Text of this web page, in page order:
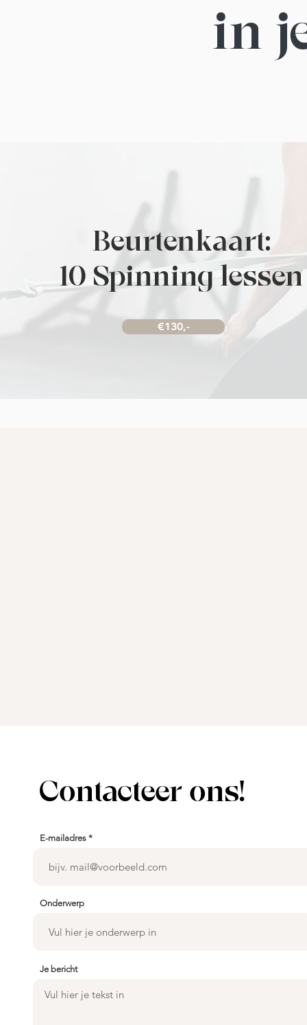
in
Beurtenkaart:
10 Spinning lessen
€130,-
Contacteer ons!
E-mailadres
Onderwerp
Je bericht